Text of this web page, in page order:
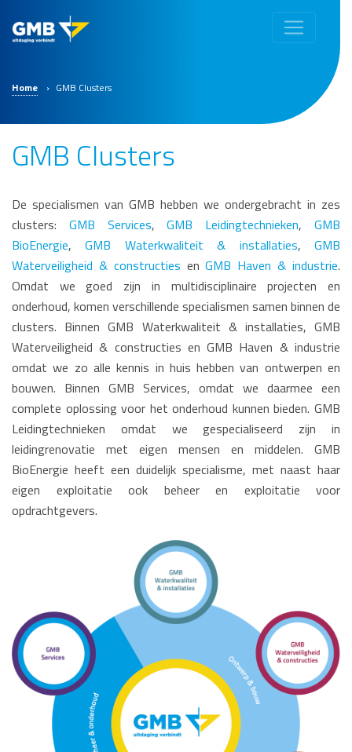
Home › GMB Clusters
GMB Clusters
De specialismen van GMB hebben we ondergebracht in zes
clusters: GMB Services,GMB Leidingtechnieken,GMB
BioEnergie,GMB Waterkwaliteit & installaties,GMB
Waterveiligheid & constructies enGMB Haven & industrie.
Omdat we goed zijn in multidisciplinaire projecten en
onderhoud, komen verschillende specialismen samen binnen de
clusters. Binnen GMB Waterkwaliteit & installaties, GMB
Waterveiligheid & constructies en GMB Haven & industrie
omdat we zo alle kennis in huis hebben van ontwerpen en
bouwen. Binnen GMB Services, omdat we daarmee een
complete oplossing voor het onderhoud kunnen bieden. GMB
Leidingtechnieken omdat we gespecialiseerd zijn in
leidingrenovatie met eigen mensen en middelen. GMB
BioEnergie heeft een duidelijk specialisme, met naast haar
eigen exploitatie ook beheer en exploitatie voor
opdrachtgevers.